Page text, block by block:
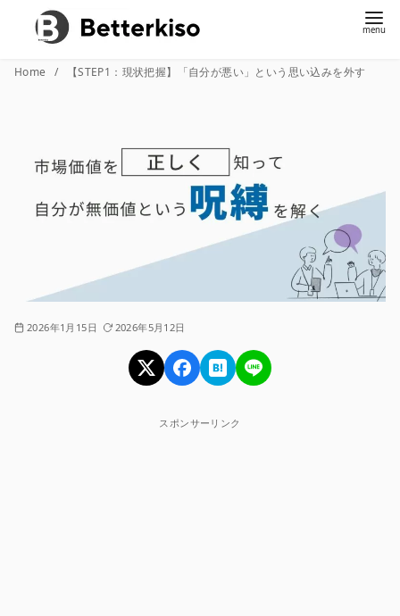
Home 【STEP1：現状把握】「自分が悪い」という思い込みを外す
2026年1月15日 2026年5月12日
スポンサーリンク